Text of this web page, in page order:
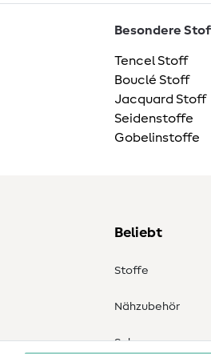
Besondere
Tencel Stoff
Bouclé Stoff
Jacquard Stoff
Seidenstoffe
Gobelinstoffe
Beliebt
Stoffe
Nähzubehör
Sale